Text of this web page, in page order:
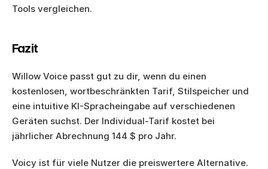
Tools vergleichen.
Fazit
Willow Voice passt gut zu dir, wenn du einen
kostenlosen, wortbeschränkten Tarif, Stilspeicher und
eine intuitive KI-Spracheingabe auf verschiedenen
Geräten suchst. Der Individual-Tarif kostet bei
jährlicher Abrechnung 144 $ pro Jahr.
Voicy ist für viele Nutzer die preiswertere Alternative.